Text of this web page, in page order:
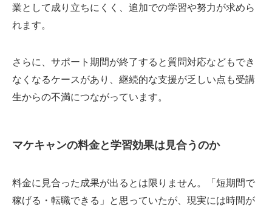
業として成り立ちにくく、追加での学習や努力が求めら
れます。
さらに、サポート期間が終了すると質問対応などもでき
なくなるケースがあり、継続的な支援が乏しい点も受講
生からの不満につながっています。
マケキャンの料金と学習効果は見合うのか
料金に見合った成果が出るとは限りません。「短期間で
稼げる・転職できる」と思っていたが、現実には時間が